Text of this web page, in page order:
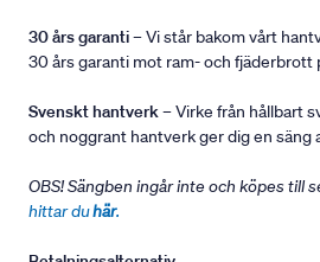
30 års garanti– Vi står bakom vårt
30 års garanti mot ram- och fjäderbrott
Svenskt hantverk– Virke från hållbart
och noggrant hantverk ger dig en säng
OBS! Sängben ingår inte och köpes till
hittar duhär.